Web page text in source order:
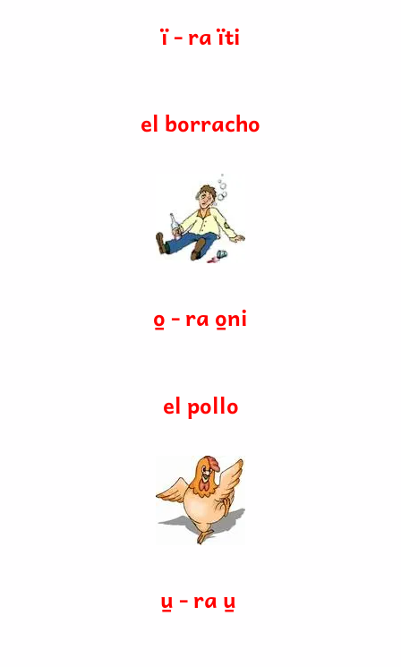
ï - ra ïti
el borracho
o̱ - ra o̱ni
el pollo
u̱ - ra u̱